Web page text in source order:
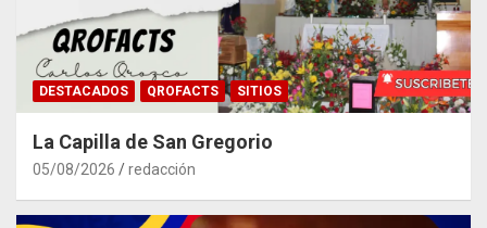
DESTACADOS QROFACTS SITIOS
La Capilla de San Gregorio
05/08/2026 redacción